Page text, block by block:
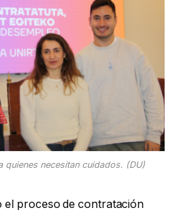
quienes necesitan cuidados. (DU)
el proceso de contratación